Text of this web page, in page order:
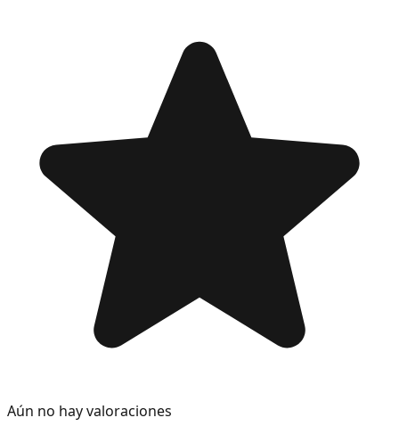
Aún no hay valoraciones